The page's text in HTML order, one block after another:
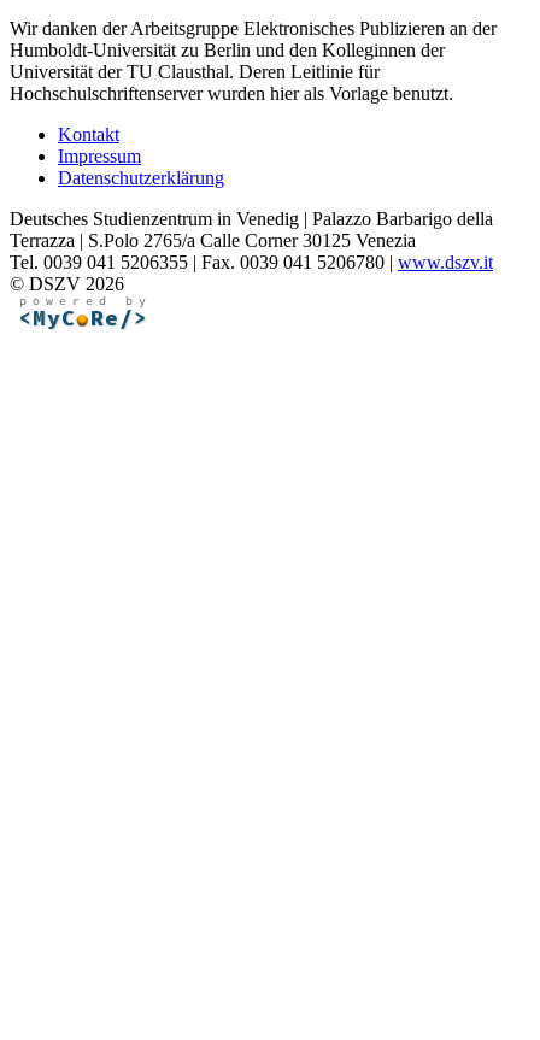
Wir danken der Arbeitsgruppe Elektronisches Publizieren an der
Humboldt-Universität zu Berlin und den Kolleginnen der
Universität der TU Clausthal. Deren Leitlinie für
Hochschulschriftenserver wurden hier als Vorlage benutzt.
Kontakt
Impressum
Datenschutzerklärung
Deutsches Studienzentrum in Venedig | Palazzo Barbarigo della
Terrazza | S.Polo 2765/a Calle Corner 30125 Venezia
Tel. 0039 041 5206355 | Fax. 0039 041 5206780 | www.dszv.it
© DSZV 2026